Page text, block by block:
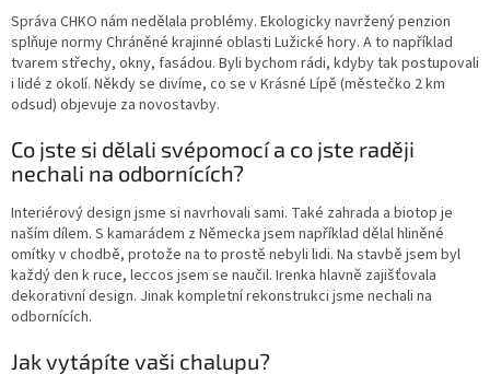
Správa CHKO nám nedělala problémy. Ekologicky navržený penzion
splňuje normy Chráněné krajinné oblasti Lužické hory. A to například
tvarem střechy, okny, fasádou. Byli bychom rádi, kdyby tak postupovali
i lidé z okolí. Někdy se divíme, co se v Krásné Lípě (městečko 2 km
odsud) objevuje za novostavby.
Co jste si dělali svépomocí a co jste raději
nechali na odbornících?
Interiérový design jsme si navrhovali sami. Také zahrada a biotop je
naším dílem. S kamarádem z Německa jsem například dělal hliněné
omítky v chodbě, protože na to prostě nebyli lidi. Na stavbě jsem byl
každý den k ruce, leccos jsem se naučil. Irenka hlavně zajišťovala
dekorativní design. Jinak kompletní rekonstrukci jsme nechali na
odbornících.
Jak vytápíte vaši chalupu?